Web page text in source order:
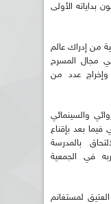
الجزائرية عام 1937 لتكون بداياته الأولى
من إدراك عالم
في مجال المسرح
عدد من
والسينمائي
بعد بإقناع
بالمدرسة
في الجمعية
لمستغانم